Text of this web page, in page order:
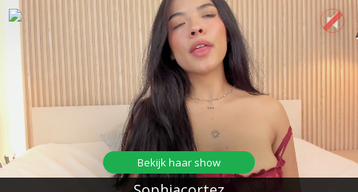
Bekijk haar show